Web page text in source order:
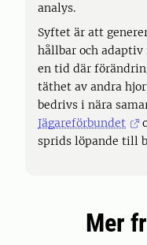
analys.
Syftet är att
hållbar och
en tid där
täthet av andra
bedrivs i nära
Jägareförbundet
sprids löpande till
Mer